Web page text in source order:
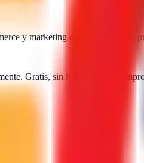
y marketing digital. Comparar
Gratis, sin llamadas, sin